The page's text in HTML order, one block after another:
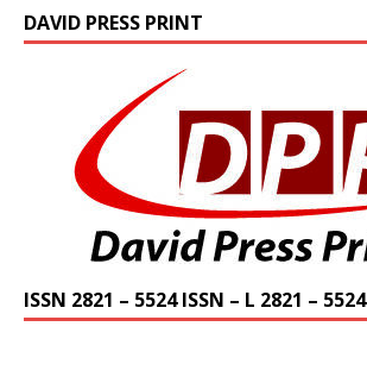
DAVID PRESS PRINT
ISSN 2821 – 5524 ISSN – L 2821 – 5524